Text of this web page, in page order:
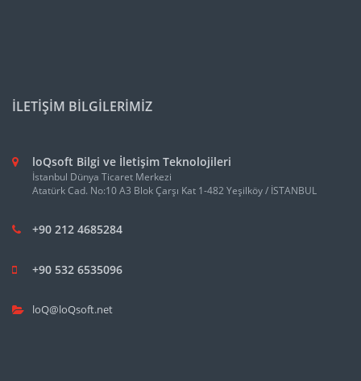
İLETİŞİM BİLGİLERİMİZ
loQsoft Bilgi ve İletişim Teknolojileri
İstanbul Dünya Ticaret Merkezi
Atatürk Cad. No:10 A3 Blok Çarşı Kat 1-482 Yeşilköy / İSTANBUL
+90 212 4685284
+90 532 6535096
loQ@loQsoft.net